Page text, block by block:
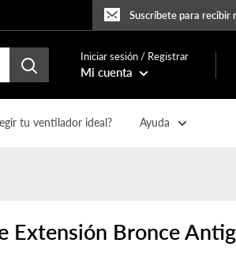
Suscríbete para recibir
Iniciar sesión / Registrar
Mi cuenta
tu ventilador ideal? Ayuda
Extensión Bronce